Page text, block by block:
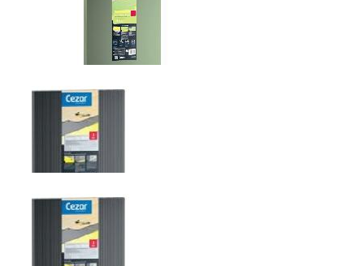
BASIC WOOD NATURE
BASIC WOOD NATURE